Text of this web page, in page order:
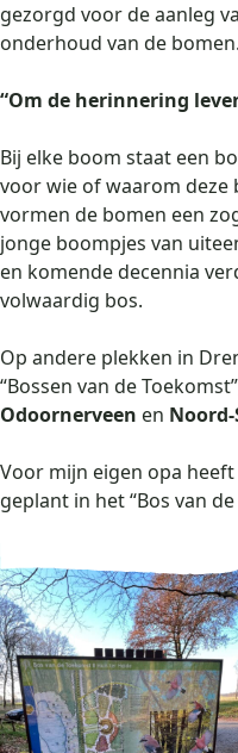
gezorgd voor de aanleg
onderhoud van de bomen.
“Om de herinnering
Bij elke boom staat een
voor wie of waarom deze
vormen de bomen een
jonge boompjes van
en komende decennia
volwaardig bos.
Op andere plekken in
“Bossen van de
Odoornerveen en Noord-
Voor mijn eigen opa
geplant in het “Bos van